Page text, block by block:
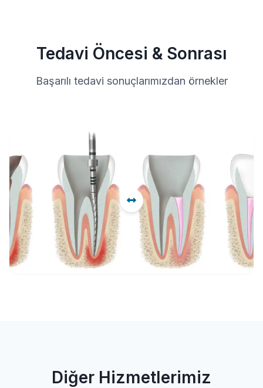
Tedavi Öncesi & Sonrası
Başarılı tedavi sonuçlarımızdan örnekler
Diğer Hizmetlerimiz